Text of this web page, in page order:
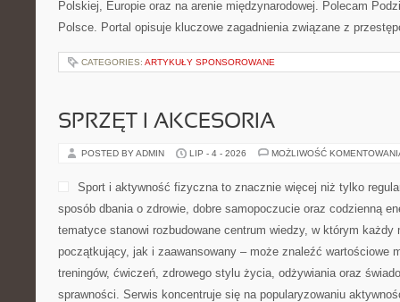
Polskiej, Europie oraz na arenie międzynarodowej. Polecam
Polsce. Portal opisuje kluczowe zagadnienia związane z
CATEGORIES: ARTYKUŁY SPONSOROWANE
SPRZĘT I AKCESORIA
POSTED BY ADMIN LIP - 4 - 2026 MOŻLIWOŚĆ
Sport i aktywność fizyczna to znacznie więcej niż tylko
sposób dbania o zdrowie, dobre samopoczucie oraz codzienną
tematyce stanowi rozbudowane centrum wiedzy, w którym każdy
początkujący, jak i zaawansowany – może znaleźć wartościowe
treningów, ćwiczeń, zdrowego stylu życia, odżywiania oraz
sprawności. Serwis koncentruje się na popularyzowaniu